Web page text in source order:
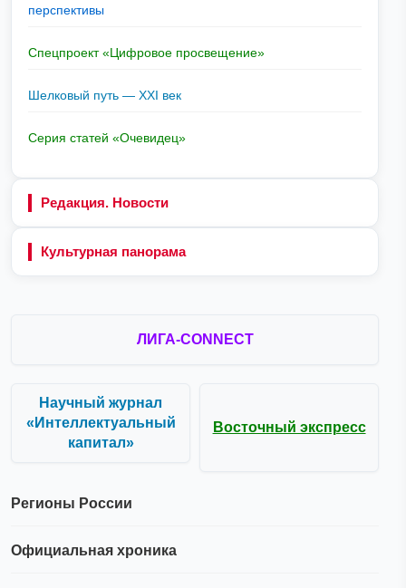
перспективы
Спецпроект «Цифровое просвещение»
Шелковый путь — XXI век
Серия статей «Очевидец»
Редакция. Новости
Культурная панорама
ЛИГА-CONNECT
Научный журнал
«Интеллектуальный
капитал»
Восточный экспресс
Регионы России
Официальная хроника